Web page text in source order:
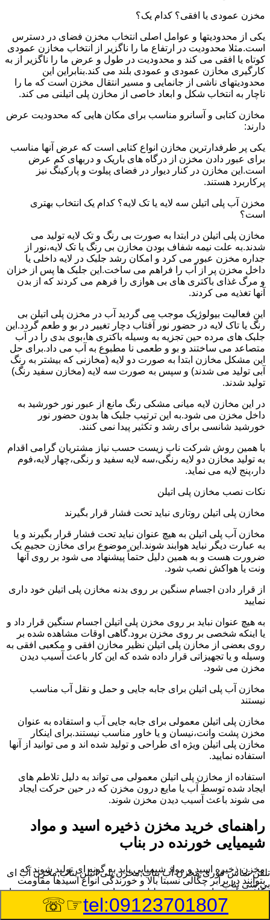
مخزن عمودی یا افقی؟ کدام یک؟
یکی از محدودیتها و عوامل اصلی انتخاب مخزن فضای در دسترس
است.مثلا محدودیت در ارتفاع ما را ناگزیر از انتخاب مخازن عمودی
کوتاه یا افقی می کند و محدودیت در طول و عرض ما را ناگزیر از به
کارگیری مخازن عمودی و عمودی بلند می کند.بنابراین این
محدودیتهای ناشی از جانمایی و مسیر انتقال مخزن است که ما را
ناچار به انتخاب شکل و ابعاد خاصی از مخازن پلی اتیلنی می کند.
مخازن کتابی و آسانرو مناسب برای مکان هایی که محدودیت عرض
دارند:
یکی پر طرفدارترین مخازن انواع کتابی است که عرض آنها مناسب
برای عبور دادن مخزن از درگاه های باریک و دربهای کم عرض
است.این مخازن در کنار دیوار در فضای پیلوت و پارکینگ نیز
پرکاربرد هستند.
مخزن آب پلی اتیلن سه لایه یا تک لایه؟ کدام یک انتخاب بهتری
است؟
مخازن پلی اتیلن در ابتدا به صورت بی رنگ و تک لایه تولید می
شدند.به علت نیمه شفاف بودن مخازن بی رنگ یا تک لایه،نور از
جداره مخزن عبور می کرد و امکان رشد جلبک در لایه داخلی یا
داخل مخزن پر از آب را فراهم می ساخت.این جلبک ها پس از خزان
و مرگ غذای باکتری های بی هوازی را فرهم می کردند که از بدن
آنها تغذیه می کردند.
این فعالیت بیولوژیک موجب می گردید آب در مخزن پلی اتیلن بی
رنگ یا تاک لایه در حضور نور آفتاب دچار تغییر در بو و طعم گردد.این
جلبک های مرده حین تجزیه به وسیله باکتری ها،بوی بدی را در آب
متصاعد می ساختند و بو و طعمی نا مطبوع به آب می داد.برای حل
این مشکل مخازن ابتدا به صورت دو لایه (مخازنی که بیشتر به رنگ
آبی تولید می شدند) و سپس به صورت سه لایه (مخازن سفید رنگ)
تولید شدند.
در این مخازن لایه میانی مشکی رنگ مانع از عبور نور خورشید به
داخل مخزن می شود.به این ترتیب جلبک ها بدون حضور نور
خورشید شانسی برای رشد و تکثیر پیدا نمی کنند.
با همین روش شرکت ناب زیست حسب نیاز مشتریان گرامی اقدام
به تولید مخازن دو لایه رنگی،سه لایه سفید و رنگی،چهار لایه،فوم
دار،پنج لایه می نماید.
نکات نصب مخازن پلی اتیلن
مخازن پلی اتیلن روتاری نباید تحت فشار قرار بگیرند
مخازن آب پلی اتیلن به هیچ عنوان نباید تحت فشار قرار بگیرند و یا
به عبارت دیگر نباید هوابند شوند.این موضوع برای مخازن حجیم یک
ضرورت هست و به همین دلیل حتماً پیشنهاد می شود بر روی آنها
ونت یا هواکش نصب شود.
از قرار دادن اجسام سنگین بر روی بدنه مخازن پلی اتیلن خود داری
نمایید
به هیچ عنوان نباید بر روی مخزن پلی اتیلن اجسام سنگین قرار داد و
یا اینکه شخصی بر روی مخزن برود.گاهی اوقات مشاهده شده بر
روی بعضی از مخازن پلی اتیلن نظیر مخازن افقی و مکعبی افقی به
وسیله و یا تجهیزاتی قرار داده شده که این کار باعث آسیب دیدن
مخزن می شود.
مخازن آب پلی اتیلن برای جابه جایی و حمل و نقل آب مناسب
نیستند
مخازن پلی اتیلن معمولی برای جابه جایی آب و استفاده به عنوان
مخزن پشت وانت،نیسان و یا خاور مناسب نیستند.برای اینکار
مخازن پلی اتیلن ویژه ای طراحی و تولید شده اند و می توانید از آنها
استفاده نمایید.
استفاده از مخازن پلی اتیلن معمولی می تواند به دلیل تلاطم های
ایجاد شده توسط آب یا مایع درون مخزن که در حین حرکت ایجاد
می شوند باعث آسیب دیدن مخزن شوند.
راهنمای خرید مخزن ذخیره اسید و مواد
شیمیایی خورنده در بناب
مخزن ذخیره اسید و مواد شیمیایی باید به گونه ای تولید شوند که
بتوانند در برابر چگالی نسبتا بالا و خورندگی انواع اسیدها مقاومت
کافی داشته باشند.به همین دلیل نمی توان در هر مخزنی اسید و مواد
شیمیایی را ذخیره کرد.
تلفن تماس فوریمخزن آب بناب,مخزن پلی اتیلن بناب,مخزن آب ای
بی سی بناب
tel:09123701807
☞☏